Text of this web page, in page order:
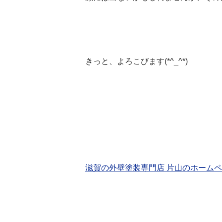
きっと、よろこびます(*^_^*)
滋賀の外壁塗装専門店 片山のホーム